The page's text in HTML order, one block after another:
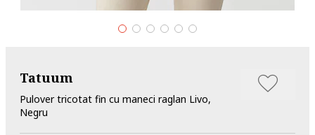
Tatuum
Pulover tricotat fin cu maneci raglan Livo,
Negru